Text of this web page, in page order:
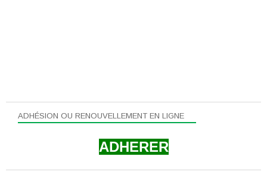
ADHÉSION OU RENOUVELLEMENT EN LIGNE
ADHERER